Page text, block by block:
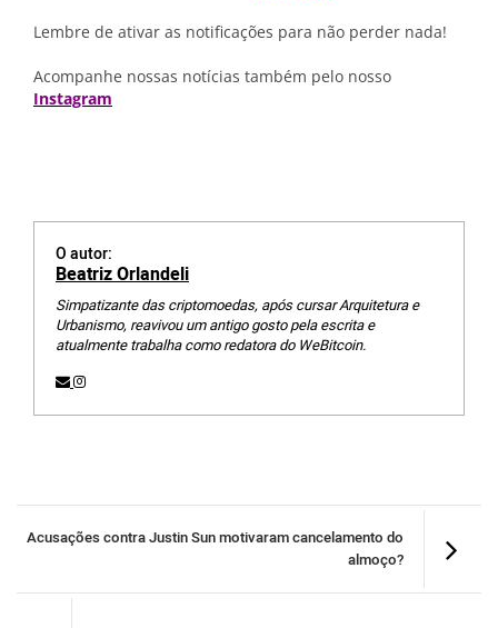
Lembre de ativar as notificações para não perder nada!
Acompanhe nossas notícias também pelo nosso
Instagram
O autor:
Beatriz Orlandeli
Simpatizante das criptomoedas, após cursar Arquitetura e
Urbanismo, reavivou um antigo gosto pela escrita e
atualmente trabalha como redatora do WeBitcoin.
Acusações contra Justin Sun motivaram cancelamento do
almoço?